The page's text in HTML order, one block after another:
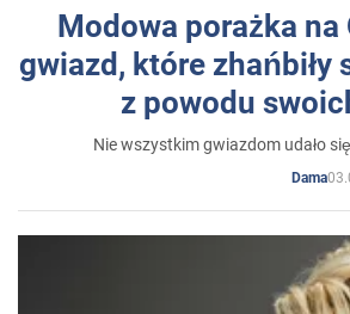
Modowa porażka
gwiazd, które zhańbiły
z powodu
Nie wszystkim gwiazdom udało
Dama